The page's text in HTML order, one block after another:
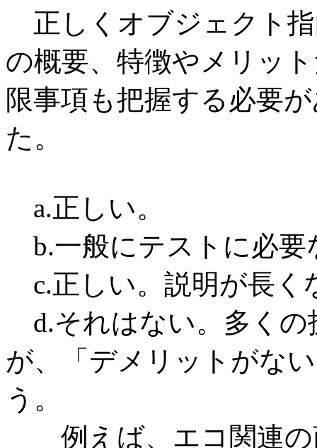
正しくオブジェクト
の概要、特徴やメリッ
限事項も把握する必要
た。
a.正しい。
b.一般にテストに必要
c.正しい。説明が長く
d.それはない。多くの
が、「デメリットがな
う。
例えば、エコ関連の